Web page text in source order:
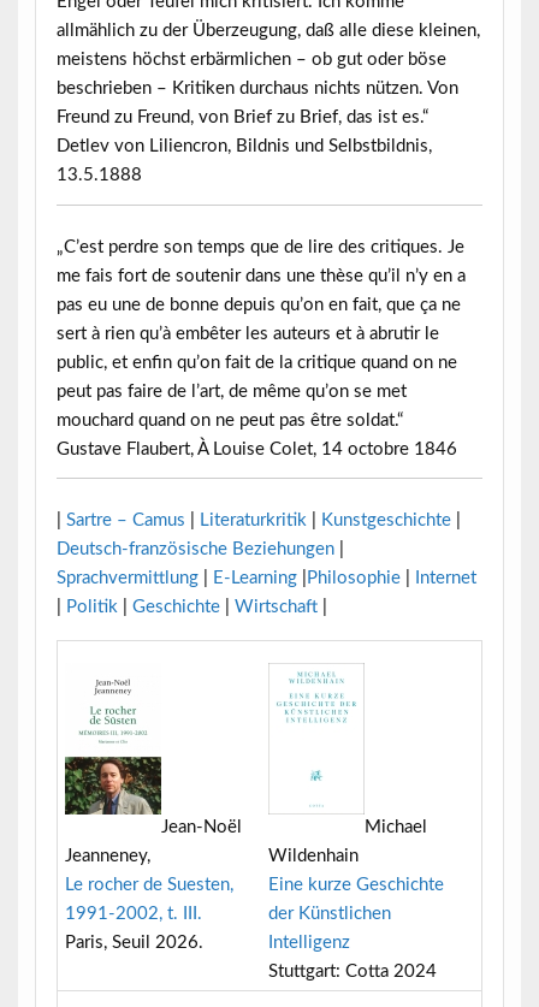
allmählich zu der Überzeugung, daß alle diese kleinen,
meistens höchst erbärmlichen – ob gut oder böse
beschrieben – Kritiken durchaus nichts nützen. Von
Freund zu Freund, von Brief zu Brief, das ist es.“
Detlev von Liliencron, Bildnis und Selbstbildnis,
13.5.1888
„C’est perdre son temps que de lire des critiques. Je
me fais fort de soutenir dans une thèse qu’il n’y en a
pas eu une de bonne depuis qu’on en fait, que ça ne
sert à rien qu’à embêter les auteurs et à abrutir le
public, et enfin qu’on fait de la critique quand on ne
peut pas faire de l’art, de même qu’on se met
mouchard quand on ne peut pas être soldat.“
Gustave Flaubert, À Louise Colet, 14 octobre 1846
Sartre – Camus Literaturkritik Kunstgeschichte|
Deutsch-französische Beziehungen|
Sprachvermittlung| E-Learning| Philosophie|
Internet
Politik Geschichte| Wirtschaft|
Jean-Noël
Jeanneney,
Le rocher de Suesten,
1991-2002, t. III.
Paris, Seuil 2026.
Michael
Wildenhain
Eine kurze Geschichte
der Künstlichen
Intelligenz
Stuttgart: Cotta 2024